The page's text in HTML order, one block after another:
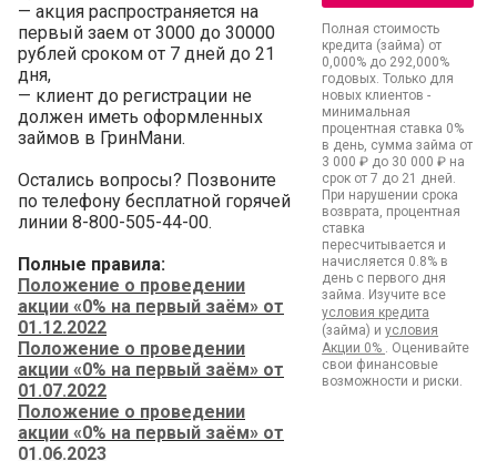
— акция распространяется на
первый заем от 3000 до 30000
рублей сроком от 7 дней до 21
дня,
— клиент до регистрации не
должен иметь оформленных
займов в ГринМани.
Остались вопросы? Позвоните
по телефону бесплатной горячей
линии 8-800-505-44-00.
Полные правила:
Положение о проведении
акции «0% на первый заём» от
01.12.2022
Положение о проведении
акции «0% на первый заём» от
01.07.2022
Положение о проведении
акции «0% на первый заём» от
01.06.2023
Полная стоимость
кредита (займа) от
0,000% до 292,000%
годовых. Только для
новых клиентов -
минимальная
процентная ставка 0%
в день, сумма займа от
3 000 ₽ до 30 000 ₽ на
срок от 7 до 21 дней.
При нарушении срока
возврата, процентная
ставка
пересчитывается и
начисляется 0.8% в
день с первого дня
займа. Изучите все
условия кредита
(займа) иусловия
Акции 0% . Оценивайте
свои финансовые
возможности и риски.